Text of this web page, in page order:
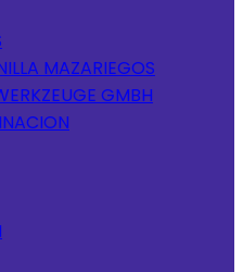
MAZARIEGOS
GMBH